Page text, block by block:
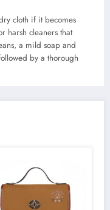
cloth if it becomes
harsh cleaners that
a mild soap and
by a thorough